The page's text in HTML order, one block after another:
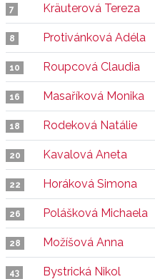
7 Kräuterová Tereza
8 Protivánková Adéla
10 Roupcová Claudia
16 Masaříková Monika
18 Rodeková Natálie
20 Kavalová Aneta
22 Horáková Simona
26 Polášková Michaela
28 Možíšová Anna
43 Bystrická Nikol